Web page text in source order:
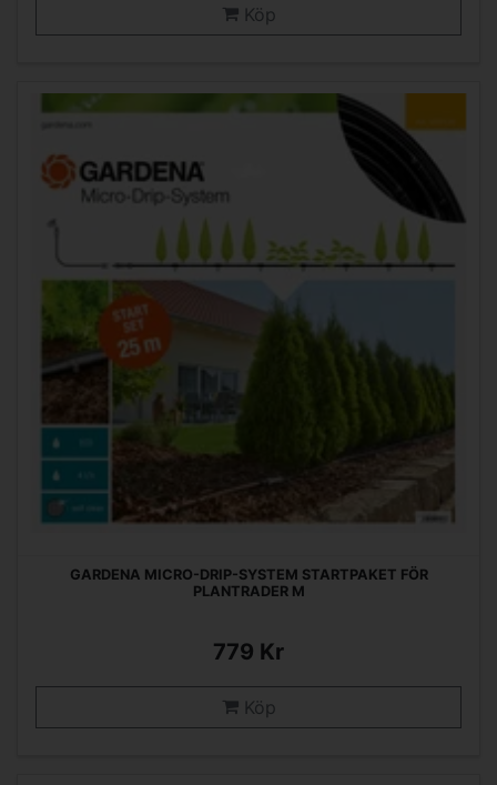
Köp
GARDENA MICRO-DRIP-SYSTEM STARTPAKET FÖR
PLANTRADER M
779 Kr
Köp